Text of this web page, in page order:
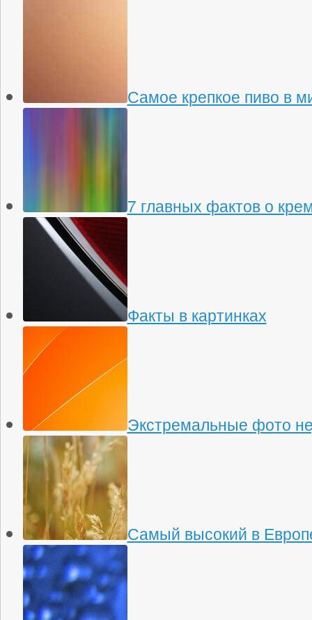
Самое крепкое пиво в
7 главных фактов о
Факты в картинках
Экстремальные фото
Самый высокий в